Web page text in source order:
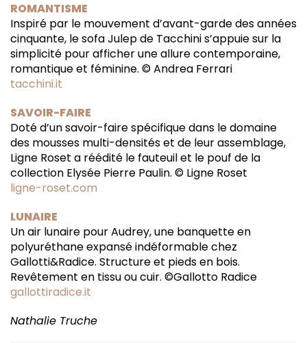
ROMANTISME
Inspiré par le mouvement d’avant-garde des années
cinquante, le sofa Julep de Tacchini s’appuie sur la
simplicité pour afficher une allure contemporaine,
romantique et féminine. © Andrea Ferrari
tacchini.it
SAVOIR-FAIRE
Doté d’un savoir-faire spécifique dans le domaine
des mousses multi-densités et de leur assemblage,
Ligne Roset a réédité le fauteuil et le pouf de la
collection Elysée Pierre Paulin. © Ligne Roset
ligne-roset.com
LUNAIRE
Un air lunaire pour Audrey, une banquette en
polyuréthane expansé indéformable chez
Gallotti&Radice. Structure et pieds en bois.
Revêtement en tissu ou cuir. ©Gallotto Radice
gallottiradice.it
Nathalie Truche